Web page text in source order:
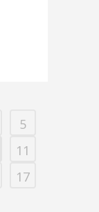
5
11
17